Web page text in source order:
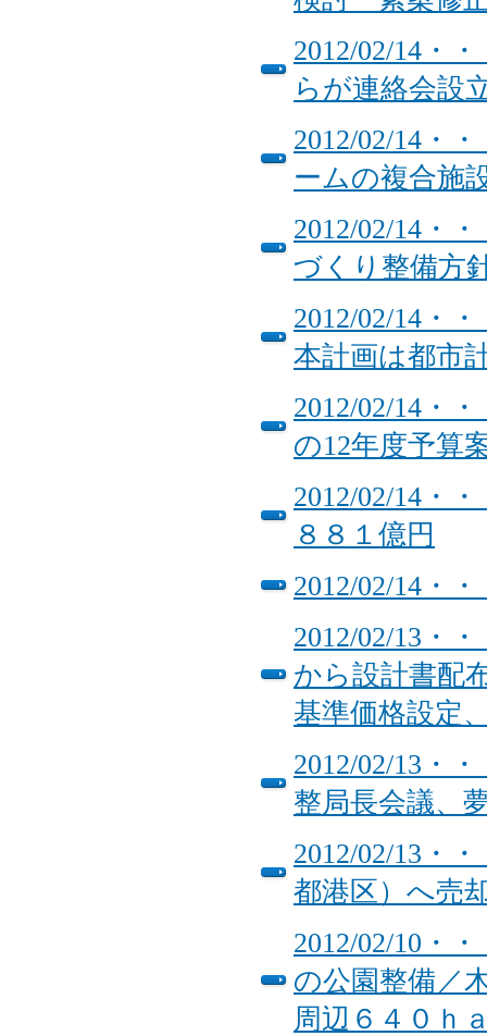
2012/02/14・
らが連絡会
2012/02/14・
ームの複合施
2012/02/14・
づくり整備方
2012/02/14・
本計画は都市
2012/02/14・
の12年度予算
2012/02/14・
８８１億円
2012/02/14・
2012/02/13・
から設計書配
基準価格設定
2012/02/13・
整局長会議、
2012/02/13・
都港区）へ売
2012/02/10・
の公園整備／
周辺６４０ｈ